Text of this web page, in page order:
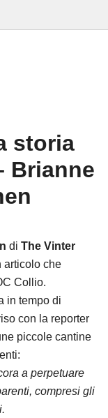
storia
Brianne
di The Vinter
articolo che
Collio.
in tempo di
con la reporter
piccole cantine
a perpetuare
compresi gli